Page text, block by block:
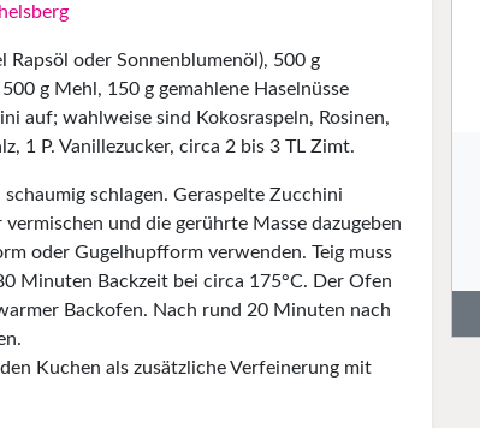
Rapsöl oder Sonnenblumenöl), 500 g
g Mehl, 150 g gemahlene Haselnüsse
auf; wahlweise sind Kokosraspeln, Rosinen,
1 P. Vanillezucker, circa 2 bis 3 TL Zimt.
schlagen. Geraspelte Zucchini
und die gerührte Masse dazugeben
oder Gugelhupfform verwenden. Teig muss
Minuten Backzeit bei circa 175°C. Der Ofen
Backofen. Nach rund 20 Minuten nach
Kuchen als zusätzliche Verfeinerung mit